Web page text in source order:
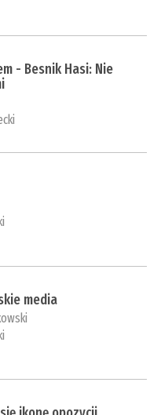
- Besnik Hasi: Nie
media